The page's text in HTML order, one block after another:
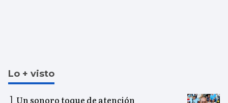
Lo + visto
Un sonoro toque de atención